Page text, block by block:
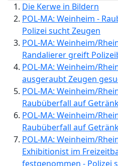
Die Kerwe in Bildern
POL-MA: Weinheim -
Polizei sucht Zeugen
POL-MA: Weinheim/
Randalierer greift
POL-MA: Weinheim/
ausgeraubt Zeugen
POL-MA: Weinheim/
Raubüberfall auf
POL-MA: Weinheim/
Raubüberfall auf
POL-MA: Weinheim/
Exhibitionist im
festgenommen - Polizei